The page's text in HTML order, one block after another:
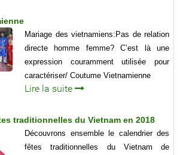
Mariage des vietnamiens:Pas de relation
directe homme femme? C’est là une
expression couramment utilisée pour
caractériser/ Coutume Vietnamienne
Lire la suite
traditionnelles du Vietnam en 2018
Découvrons ensemble le calendrier des
fêtes traditionnelles du Vietnam de